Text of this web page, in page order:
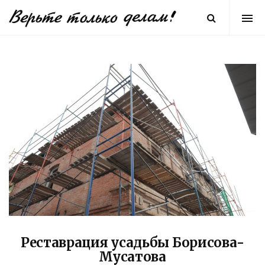
Реставрация усадьбы Борисова-
Мусатова